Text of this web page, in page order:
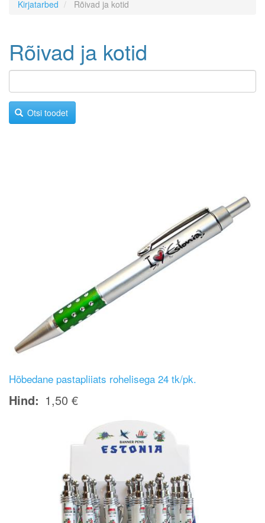
Kirjatarbed Rõivad ja kotid
Rõivad ja kotid
Otsi toodet
Hõbedane pastapliiats rohelisega 24 tk/pk.
Hind 1,50 €